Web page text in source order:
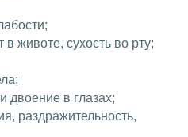
животе, сухость во рту;
двоение в глазах;
раздражительность,